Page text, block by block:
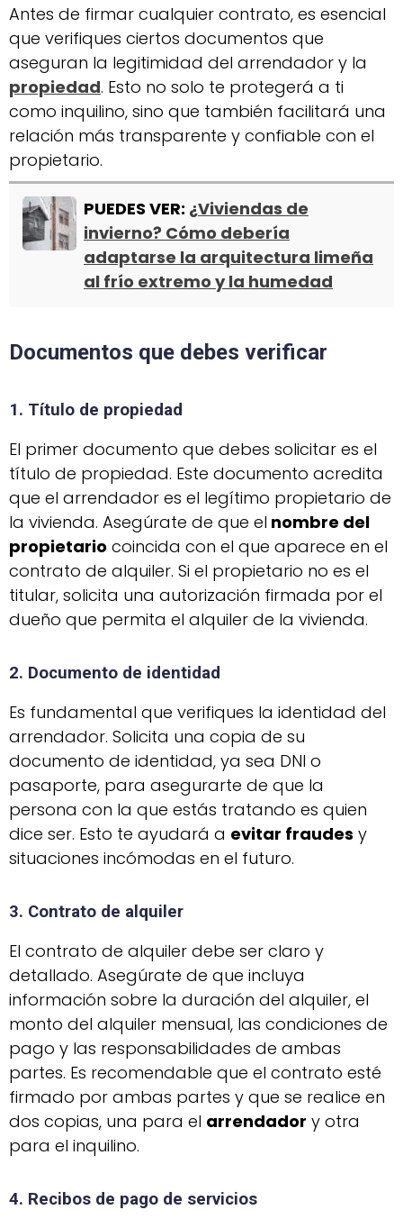
Antes de firmar cualquier contrato, es esencial
que verifiques ciertos documentos que
aseguran la legitimidad del arrendador y la
propiedad. Esto no solo te protegerá a ti
como inquilino, sino que también facilitará una
relación más transparente y confiable con el
propietario.
PUEDES VER: ¿Viviendas de
invierno? Cómo debería
adaptarse la arquitectura limeña
al frío extremo y la humedad
Documentos que debes verificar
1. Título de propiedad
El primer documento que debes solicitar es el
título de propiedad. Este documento acredita
que el arrendador es el legítimo propietario de
la vivienda. Asegúrate de que el nombre del
propietario coincida con el que aparece en el
contrato de alquiler. Si el propietario no es el
titular, solicita una autorización firmada por el
dueño que permita el alquiler de la vivienda.
2. Documento de identidad
Es fundamental que verifiques la identidad del
arrendador. Solicita una copia de su
documento de identidad, ya sea DNI o
pasaporte, para asegurarte de que la
persona con la que estás tratando es quien
dice ser. Esto te ayudará a evitar fraudes y
situaciones incómodas en el futuro.
3. Contrato de alquiler
El contrato de alquiler debe ser claro y
detallado. Asegúrate de que incluya
información sobre la duración del alquiler, el
monto del alquiler mensual, las condiciones de
pago y las responsabilidades de ambas
partes. Es recomendable que el contrato esté
firmado por ambas partes y que se realice en
dos copias, una para el arrendador y otra
para el inquilino.
4. Recibos de pago de servicios